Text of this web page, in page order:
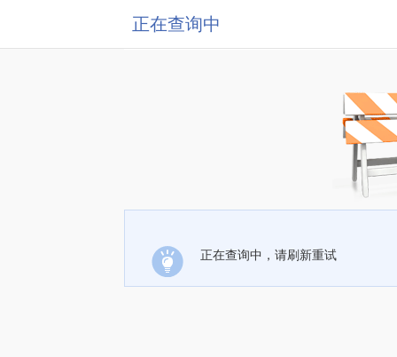
正在查询中
正在查询中，请刷新重试